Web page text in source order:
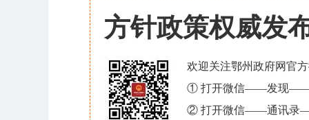
方针政策权威发
欢迎关注鄂州政府网官
① 打开微信——发现——
② 打开微信——通讯录